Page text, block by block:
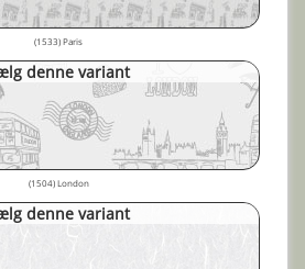
(1533) Paris
denne variant
(1504) London
denne variant